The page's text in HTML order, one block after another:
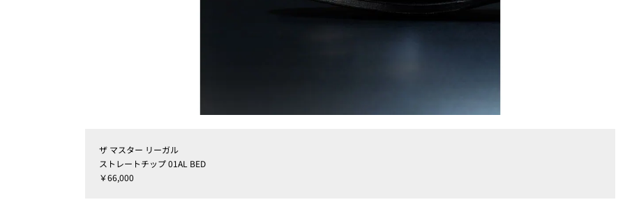
ザ マスター リーガル
ストレートチップ 01AL BED
￥66,000